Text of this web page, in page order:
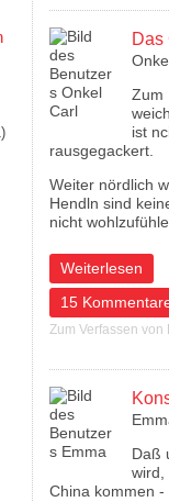
Das
Zum
ist
rausgegackert.
Weiter nördlich
Hendln sind
nicht
Weiterlesen
über Das Gelbe
15
Zum Verfassen
Daß
wird,
China kommen